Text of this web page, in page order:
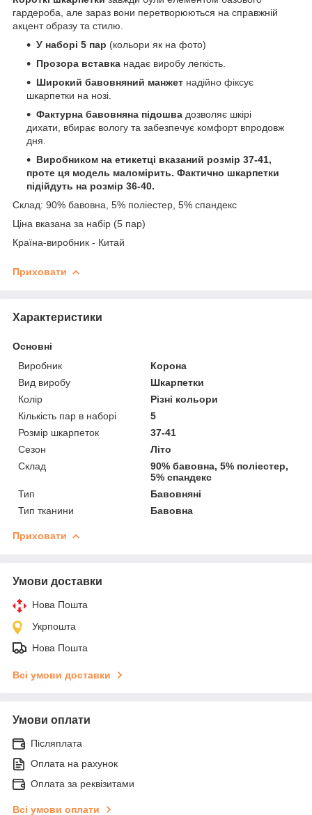
гардероба, але зараз вони перетворюються на справжній
акцент образу та стилю.
У наборі 5 пар (кольори як на фото)
Прозора вставка надає виробу легкість.
Широкий бавовняний манжет надійно фіксує
шкарпетки на нозі.
Фактурна бавовняна підошва дозволяє шкірі
дихати, вбирає вологу та забезпечує комфорт впродовж
дня.
Виробником на етикетці вказаний розмір 37-41,
проте ця модель маломірить. Фактично шкарпетки
підійдуть на розмір 36-40.
Склад: 90% бавовна, 5% поліестер, 5% спандекс
Ціна вказана за набір (5 пар)
Країна-виробник - Китай
Приховати
Характеристики
Основні
Виробник
Корона
Вид виробу
Шкарпетки
Колір
Різні кольори
Кількість пар в наборі
5
Розмір шкарпеток
37-41
Сезон
Літо
Склад
90% бавовна, 5% поліестер,
5% спандекс
Тип
Бавовняні
Тип тканини
Бавовна
Приховати
Умови доставки
Нова Пошта
Укрпошта
Нова Пошта
Всі умови доставки
Умови оплати
Післяплата
Оплата на рахунок
Оплата за реквізитами
Всі умови оплати